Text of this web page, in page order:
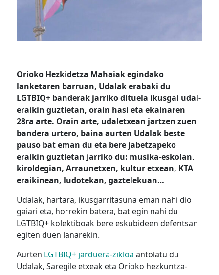
Orioko Hezkidetza Mahaiak egindako
lanketaren barruan, Udalak erabaki du
LGTBIQ+ banderak jarriko dituela ikusgai udal-
eraikin guztietan, orain hasi eta ekainaren
28ra arte. Orain arte, udaletxean jartzen zuen
bandera urtero, baina aurten Udalak beste
pauso bat eman du eta bere jabetzapeko
eraikin guztietan jarriko du: musika-eskolan,
kiroldegian, Arraunetxen, kultur etxean, KTA
eraikinean, ludotekan, gaztelekuan…
Udalak, hartara, ikusgarritasuna eman nahi dio
gaiari eta, horrekin batera, bat egin nahi du
LGTBIQ+ kolektiboak bere eskubideen defentsan
egiten duen lanarekin.
Aurten LGTBIQ+ jarduera-zikloa antolatu du
Udalak, Saregile etxeak eta Orioko hezkuntza-